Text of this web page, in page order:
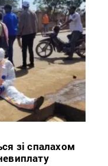
зі спалахом